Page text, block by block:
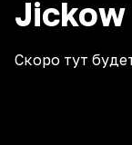
Jickow
Скоро тут